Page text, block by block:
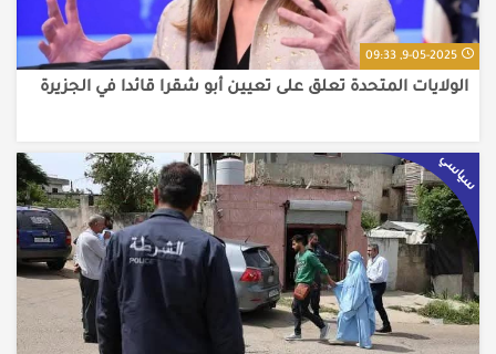
9-05-2025, 09:33
الولايات المتحدة تعلق على تعيين أبو شقرا قائدا في الجزيرة
سياسي